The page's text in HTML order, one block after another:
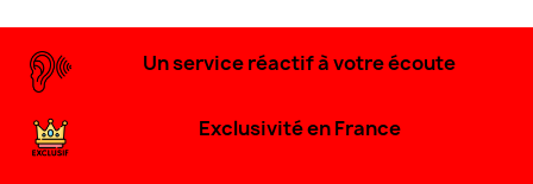
Un service réactif à votre écoute
Exclusivité en France